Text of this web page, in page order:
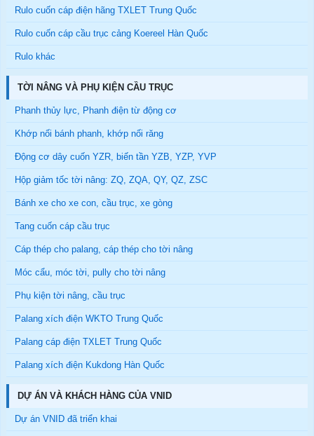
Rulo cuốn cáp điện hãng TXLET Trung Quốc
Rulo cuốn cáp cầu trục cảng Koereel Hàn Quốc
Rulo khác
TỜI NÂNG VÀ PHỤ KIỆN CẦU TRỤC
Phanh thủy lực, Phanh điện từ động cơ
Khớp nối bánh phanh, khớp nối răng
Động cơ dây cuốn YZR, biến tần YZB, YZP, YVP
Hộp giảm tốc tời nâng: ZQ, ZQA, QY, QZ, ZSC
Bánh xe cho xe con, cầu trục, xe gòng
Tang cuốn cáp cầu trục
Cáp thép cho palang, cáp thép cho tời nâng
Móc cẩu, móc tời, pully cho tời nâng
Phụ kiện tời nâng, cầu trục
Palang xích điện WKTO Trung Quốc
Palang cáp điện TXLET Trung Quốc
Palang xích điện Kukdong Hàn Quốc
DỰ ÁN VÀ KHÁCH HÀNG CỦA VNID
Dự án VNID đã triển khai